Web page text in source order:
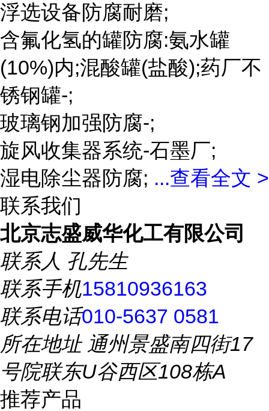
浮选设备防腐耐磨;
含氟化氢的罐防腐:氨水罐
(10%)内;混酸罐(盐酸);药厂不
锈钢罐-;
玻璃钢加强防腐-;
旋风收集器系统-石墨厂;
湿电除尘器防腐; ...查看全文 >
联系我们
北京志盛威华化工有限公司
联系人 孔先生
联系手机15810936163
联系电话010-5637 0581
所在地址通州景盛南四街17
号院联东U谷西区108栋A
推荐产品